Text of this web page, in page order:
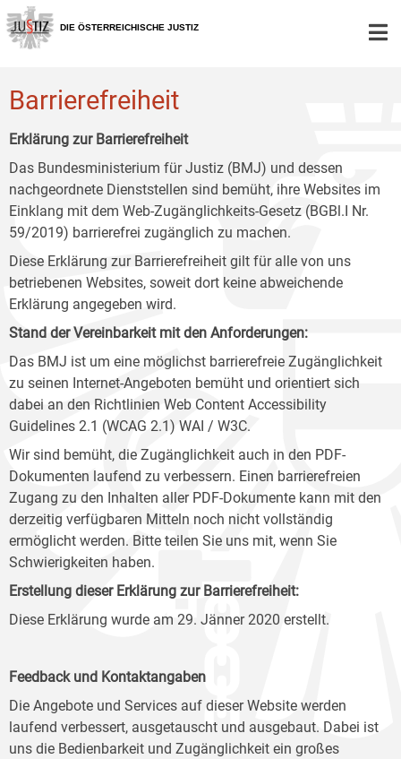
Zur
Hauptnavigation
[1]
Zum
Inhalt
[2]
Zum
Untermenü
[3]
DIE ÖSTERREICHISCHE JUSTIZ
Barrierefreiheit
Erklärung zur Barrierefreiheit
Das Bundesministerium für Justiz (BMJ) und dessen
nachgeordnete Dienststellen sind bemüht, ihre Websites im
Einklang mit dem Web-Zugänglichkeits-Gesetz (BGBl.I Nr.
59/2019) barrierefrei zugänglich zu machen.
Diese Erklärung zur Barrierefreiheit gilt für alle von uns
betriebenen Websites, soweit dort keine abweichende
Erklärung angegeben wird.
Stand der Vereinbarkeit mit den Anforderungen:
Das BMJ ist um eine möglichst barrierefreie Zugänglichkeit
zu seinen Internet-Angeboten bemüht und orientiert sich
dabei an den Richtlinien Web Content Accessibility
Guidelines 2.1 (WCAG 2.1) WAI / W3C.
Wir sind bemüht, die Zugänglichkeit auch in den PDF-
Dokumenten laufend zu verbessern. Einen barrierefreien
Zugang zu den Inhalten aller PDF-Dokumente kann mit den
derzeitig verfügbaren Mitteln noch nicht vollständig
ermöglicht werden. Bitte teilen Sie uns mit, wenn Sie
Schwierigkeiten haben.
Erstellung dieser Erklärung zur Barrierefreiheit:
Diese Erklärung wurde am 29. Jänner 2020 erstellt.
Feedback und Kontaktangaben
Die Angebote und Services auf dieser Website werden
laufend verbessert, ausgetauscht und ausgebaut. Dabei ist
uns die Bedienbarkeit und Zugänglichkeit ein großes